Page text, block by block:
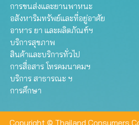
การขนส่งและยานพาหนะ
อสังหาริมทรัพย์และที่อยู่อาศัย
อาหาร ยา และผลิตภัณฑ์ฯ
บริการสุขภาพ
สินค้าและบริการทั่วไป
การสื่อสาร โทรคมนาคมฯ
บริการ สาธารณะ ฯ
การศึกษา
Copyright © Thailand Consumers